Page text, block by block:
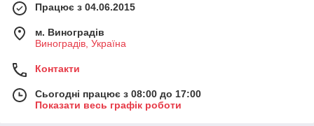
Працює з 04.06.2015
м. Виноградів
Виноградів, Україна
Контакти
Сьогодні працює з 08:00 до 17:00
Показати весь графік роботи